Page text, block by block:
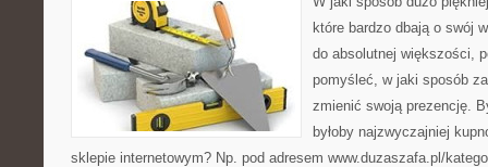
które bardzo dbają o swój
do absolutnej większości,
pomyśleć, w jaki sposób
zmienić swoją prezencję.
byłoby najzwyczajniej
sklepie internetowym? Np. pod adresem www.duzaszafa.pl/